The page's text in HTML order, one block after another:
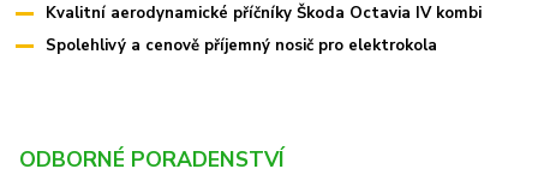
Kvalitní aerodynamické příčníky Škoda Octavia IV kombi
Spolehlivý a cenově příjemný nosič pro elektrokola
ODBORNÉ PORADENSTVÍ